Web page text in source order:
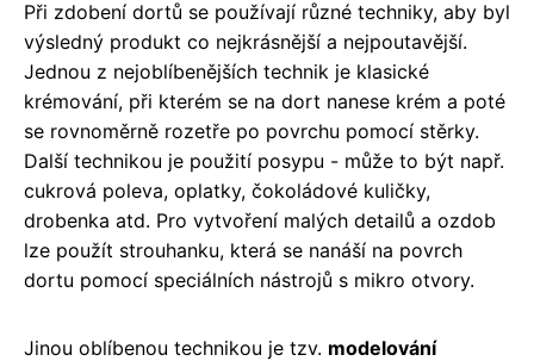
Při zdobení dortů se používají různé techniky, aby byl
výsledný produkt co nejkrásnější a nejpoutavější.
Jednou z nejoblíbenějších technik je klasické
krémování, při kterém se na dort nanese krém a poté
se rovnoměrně rozetře po povrchu pomocí stěrky.
Další technikou je použití posypu - může to být např.
cukrová poleva, oplatky, čokoládové kuličky,
drobenka atd. Pro vytvoření malých detailů a ozdob
lze použít strouhanku, která se nanáší na povrch
dortu pomocí speciálních nástrojů s mikro otvory.
Jinou oblíbenou technikou je tzv. modelování